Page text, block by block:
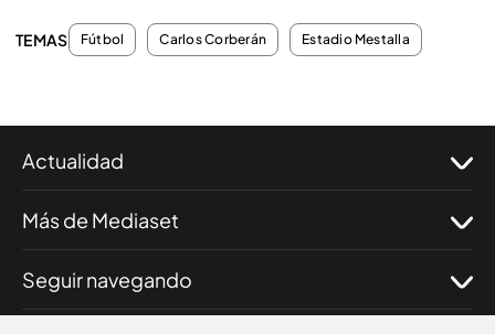
TEMAS Fútbol Carlos Corberán Estadio Mestalla
Actualidad
Más de Mediaset
Seguir navegando